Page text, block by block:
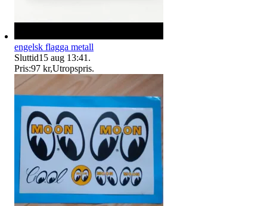
engelsk flagga metall
Sluttid15 aug 13:41 .
Pris:97 kr,Utropspris.